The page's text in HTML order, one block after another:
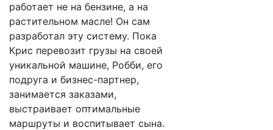
работает не на бензине, а на
растительном масле! Он сам
разработал эту систему. Пока
Крис перевозит грузы на своей
уникальной машине, Робби, его
подруга и бизнес-партнер,
занимается заказами,
выстраивает оптимальные
маршруты и воспитывает сына.